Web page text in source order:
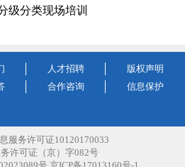
级分类现场培训
人才招聘
版权声明
合作咨询
信息保护
服务许可证10120170033
许可证（京）字082号